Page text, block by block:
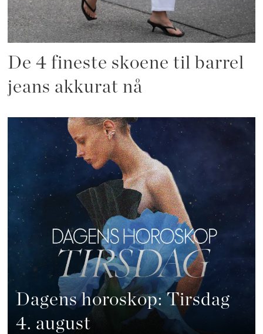
De 4 fineste skoene til barrel
jeans akkurat nå
Dagens horoskop: Tirsdag
4. august